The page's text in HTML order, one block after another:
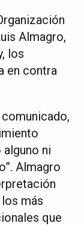
Almagro,
los
en contra
ni
Almagro
más
que